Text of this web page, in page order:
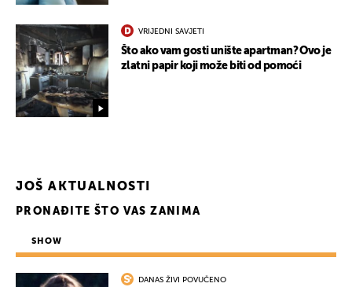
VRIJEDNI SAVJETI
Što ako vam gosti unište apartman? Ovo je
zlatni papir koji može biti od pomoći
JOŠ AKTUALNOSTI
PRONAĐITE ŠTO VAS ZANIMA
SHOW
DANAS ŽIVI POVUČENO